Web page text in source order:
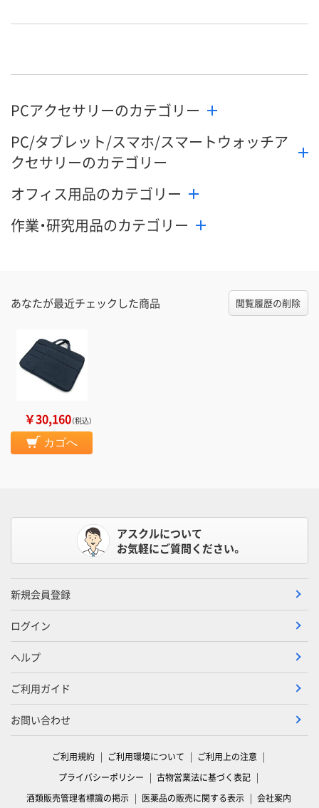
カゴへ カゴへ
PCアクセサリーのカテゴリー
PC/タブレット/スマホ/スマートウォッチア
クセサリーのカテゴリー
オフィス用品のカテゴリー
作業・研究用品のカテゴリー
あなたが最近チェックした商品 閲覧履歴の削除
￥30,160（税込）
カゴへ
アスクルについて
お気軽にご質問ください。
新規会員登録
ログイン
ヘルプ
ご利用ガイド
お問い合わせ
ご利用規約 ご利用環境について
ご利用上の注意
プライバシーポリシー
古物営業法に基づく表記
酒類販売管理者標識の掲示
医薬品の販売に関する表示 会社案内